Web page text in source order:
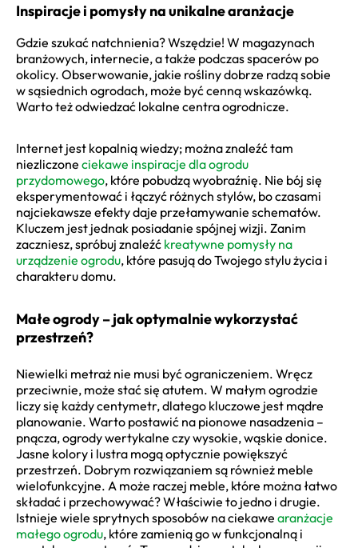
Inspiracje i pomysły na unikalne aranżacje
Gdzie szukać natchnienia? Wszędzie! W magazynach
branżowych, internecie, a także podczas spacerów po
okolicy. Obserwowanie, jakie rośliny dobrze radzą sobie
w sąsiednich ogrodach, może być cenną wskazówką.
Warto też odwiedzać lokalne centra ogrodnicze.
Internet jest kopalnią wiedzy; można znaleźć tam
niezliczone ciekawe inspiracje dla ogrodu
przydomowego, które pobudzą wyobraźnię. Nie bój się
eksperymentować i łączyć różnych stylów, bo czasami
najciekawsze efekty daje przełamywanie schematów.
Kluczem jest jednak posiadanie spójnej wizji. Zanim
zaczniesz, spróbuj znaleźć kreatywne pomysły na
urządzenie ogrodu, które pasują do Twojego stylu życia i
charakteru domu.
Małe ogrody – jak optymalnie wykorzystać
przestrzeń?
Niewielki metraż nie musi być ograniczeniem. Wręcz
przeciwnie, może stać się atutem. W małym ogrodzie
liczy się każdy centymetr, dlatego kluczowe jest mądre
planowanie. Warto postawić na pionowe nasadzenia –
pnącza, ogrody wertykalne czy wysokie, wąskie donice.
Jasne kolory i lustra mogą optycznie powiększyć
przestrzeń. Dobrym rozwiązaniem są również meble
wielofunkcyjne. A może raczej meble, które można łatwo
składać i przechowywać? Właściwie to jedno i drugie.
Istnieje wiele sprytnych sposobów na ciekawe aranżacje
małego ogrodu, które zamienią go w funkcjonalną i